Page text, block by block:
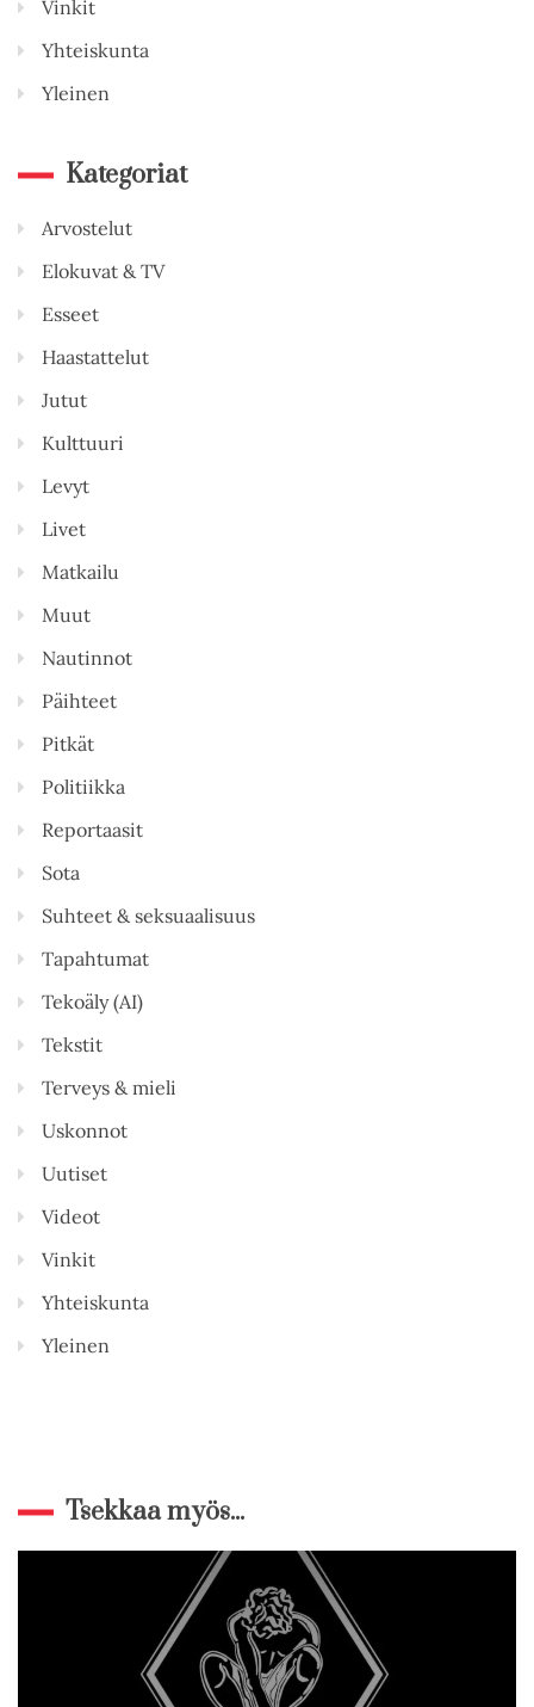
Vinkit
Yhteiskunta
Yleinen
Kategoriat
Arvostelut
Elokuvat & TV
Esseet
Haastattelut
Jutut
Kulttuuri
Levyt
Livet
Matkailu
Muut
Nautinnot
Päihteet
Pitkät
Politiikka
Reportaasit
Sota
Suhteet & seksuaalisuus
Tapahtumat
Tekoäly (AI)
Tekstit
Terveys & mieli
Uskonnot
Uutiset
Videot
Vinkit
Yhteiskunta
Yleinen
Tsekkaa myös...